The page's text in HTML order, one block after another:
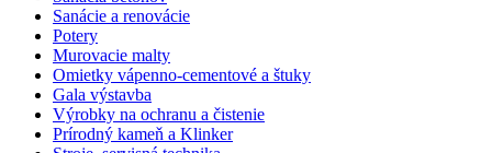
Sanácie a renovácie
Potery
Murovacie malty
Omietky vápenno-cementové a štuky
Gala výstavba
Výrobky na ochranu a čistenie
Prírodný kameň a Klinker